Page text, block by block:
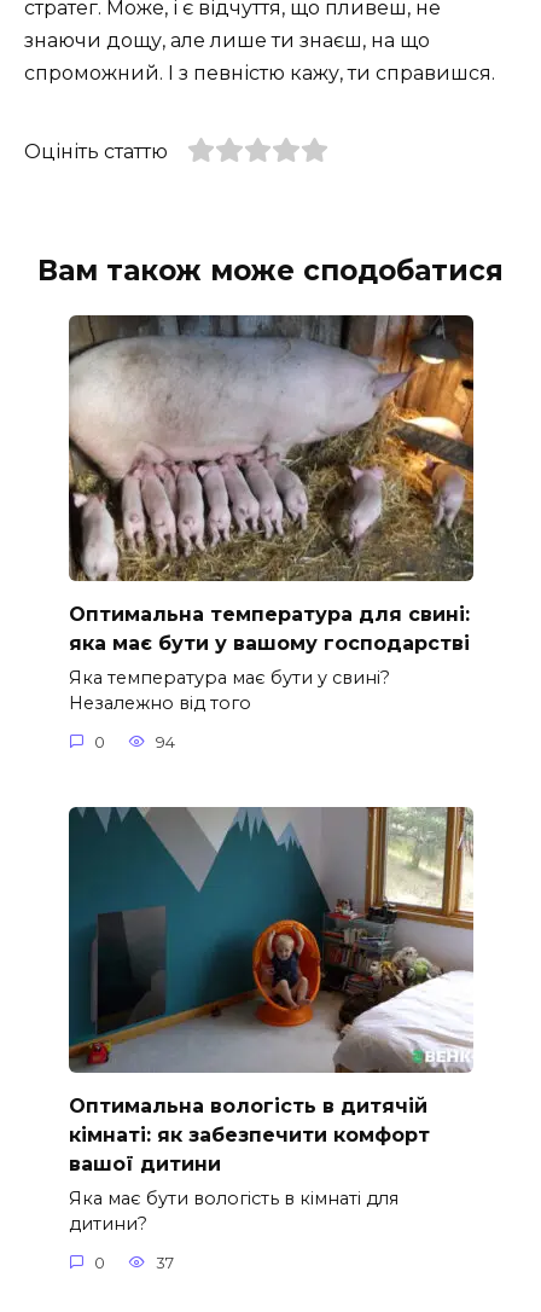
стратег. Може, і є відчуття, що пливеш, не
знаючи дощу, але лише ти знаєш, на що
спроможний. І з певністю кажу, ти справишся.
Оцініть статтю
Вам також може сподобатися
Оптимальна температура для свині:
яка має бути у вашому господарстві
Яка температура має бути у свині?
Незалежно від того
0 94
Оптимальна вологість в дитячій
кімнаті: як забезпечити комфорт
вашої дитини
Яка має бути вологість в кімнаті для
дитини?
0 37